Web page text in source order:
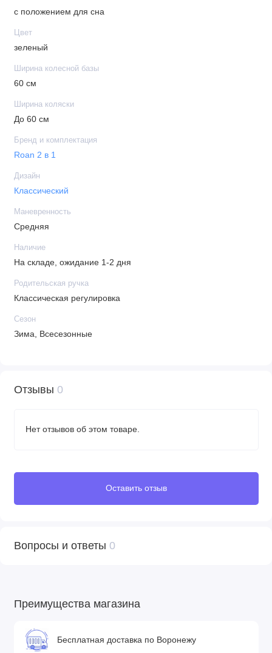
с положением для сна
Цвет
зеленый
Ширина колесной базы
60 см
Ширина коляски
До 60 см
Бренд и комплектация
Roan 2 в 1
Дизайн
Классический
Маневренность
Средняя
Наличие
На складе, ожидание 1-2 дня
Родительская ручка
Классическая регулировка
Сезон
Зима, Всесезонные
Отзывы 0
Нет отзывов об этом товаре.
Оставить отзыв
Вопросы и ответы 0
Преимущества магазина
Бесплатная доставка по Воронежу